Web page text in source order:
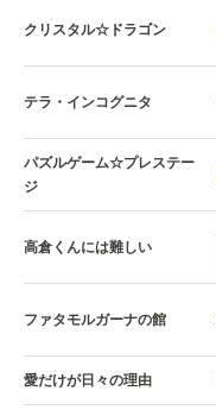
クリスタル☆ドラゴン
テラ・インコグニタ
パズルゲーム☆プレステー
ジ
高倉くんには難しい
ファタモルガーナの館
愛だけが日々の理由